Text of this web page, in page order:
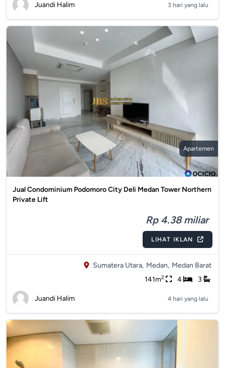
Juandi Halim 3 hari yang lalu
Apartemen
Jual Condominium Podomoro City Deli Medan Tower Northern
Private Lift
Rp 4.38 miliar
LIHAT IKLAN
Sumatera Utara, Medan, Medan Barat
141m2 4 3
Juandi Halim 4 hari yang lalu